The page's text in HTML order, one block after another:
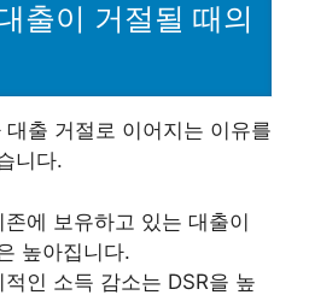
출이 거절될 때의
출 거절로 이어지는 이유를
니다.
존에 보유하고 있는 대출이
높아집니다.
적인 소득 감소는 DSR을 높